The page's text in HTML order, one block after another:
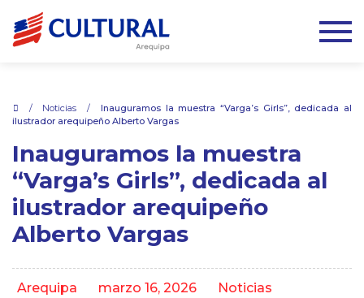
/ Noticias /
Inauguramos la muestra “Varga’s Girls”, dedicada al
ilustrador arequipeño Alberto Vargas
Inauguramos la muestra
“Varga’s Girls”, dedicada al
ilustrador arequipeño
Alberto Vargas
Arequipa marzo 16, 2026 Noticias